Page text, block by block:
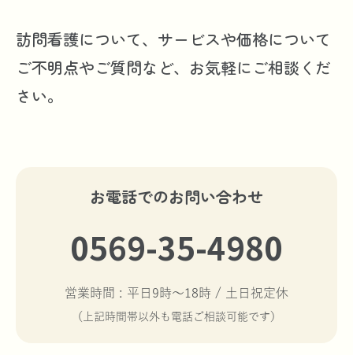
訪問看護について、サービスや価格について
ご不明点やご質問など、お気軽にご相談くだ
さい。
お電話でのお問い合わせ
0569-35-4980
営業時間 : 平日9時〜18時 / 土日祝定休
（上記時間帯以外も電話ご相談可能です）